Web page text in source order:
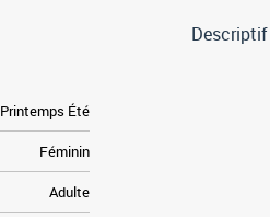
Descriptif
Printemps Été
Féminin
Adulte